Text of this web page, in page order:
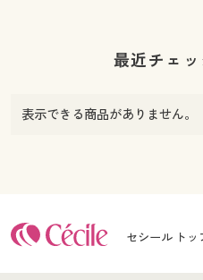
最近チェ
表示できる商品がありません。
セシール トッ